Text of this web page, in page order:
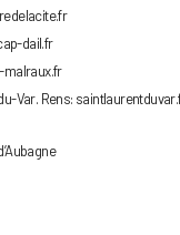
dail.fr
malraux.fr
Var. Rens: